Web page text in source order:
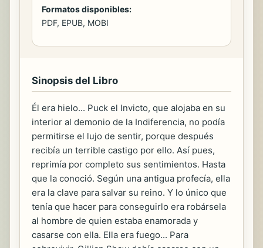
Formatos disponibles:
PDF, EPUB, MOBI
Sinopsis del Libro
Él era hielo... Puck el Invicto, que alojaba en su
interior al demonio de la Indiferencia, no podía
permitirse el lujo de sentir, porque después
recibía un terrible castigo por ello. Así pues,
reprimía por completo sus sentimientos. Hasta
que la conoció. Según una antigua profecía, ella
era la clave para salvar su reino. Y lo único que
tenía que hacer para conseguirlo era robársela
al hombre de quien estaba enamorada y
casarse con ella. Ella era fuego... Para